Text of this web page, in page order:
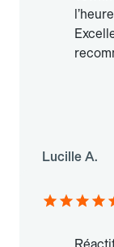
Lucille A.